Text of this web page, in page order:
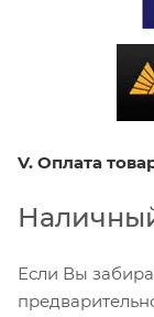
V. Оплата
Если Вы